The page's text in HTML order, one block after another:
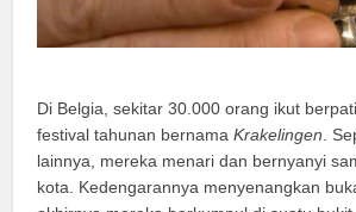
Di Belgia, sekitar 30.000 orang ikut
festival tahunan bernamaKrakelingen .
lainnya, mereka menari dan bernyanyi
kota. Kedengarannya menyenangkan